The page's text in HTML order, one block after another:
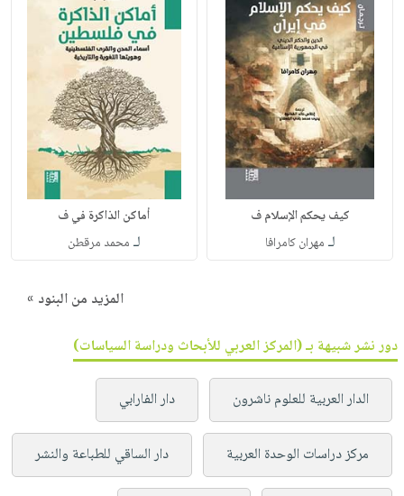
كيف يحكم الإسلام ف
لـ مهران كامرافا
أماكن الذاكرة في ف
لـ محمد مرقطن
المزيد من البنود »
دور نشر شبيهة بـ (المركز العربي للأبحاث ودراسة السياسات)
الدار العربية للعلوم ناشرون دار الفارابي
مركز دراسات الوحدة العربية دار الساقي للطباعة والنشر